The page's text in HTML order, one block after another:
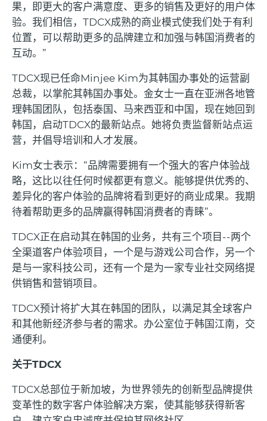
果，即更大的客户满意度、更多的销售及更好的用户体
验。我们相信， TDCX成熟的商业模式使我们处于有利
位置，可以帮助更多的品牌建立和加强与韩国消费者的
互动。 ”
TDCX现已任命Minjee Kim为其韩国办事处的运营副
总裁，以掌舵其韩国办事处。金女士一直在亚洲各地管
理韩国团队，包括泰国、马来西亚和中国，现在她回到
韩国，启动TDCX的最新站点。她将负责监督新站点运
营，并倡导培训和人才发展。
Kim女士表示： “品牌需要拥有一个强大的客户体验战
略，这比以往任何时候都更有意义。能够提供优秀的、
差异化的客户体验的品牌将看到更好的商业成果。我期
待着帮助更多的品牌赢得韩国消费者的青睐”。
TDCX正在启动其在韩国的业务，共有三个项目 --两个
全渠道客户体验项目，一个是与游戏公司合作，另一个
是与一家科技公司，还有一个是为一家专业社交网络提
供销售和营销项目。
TDCX预计将扩大其在韩国的团队，以满足其全球客户
和其他新经济参与者的需求。办公室位于韩国江南，交
通便利。
关于TDCX
TDCX总部位于新加坡，为世界领先的创新型品牌提供
变革性的数字客户体验解决方案，使其能够获得新客